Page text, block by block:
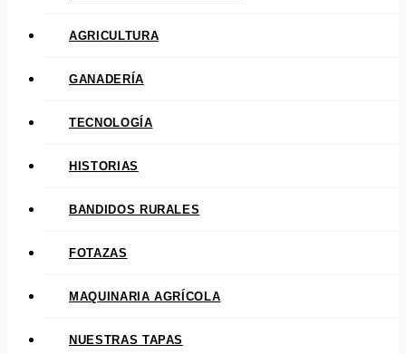
AGRICULTURA
GANADERÍA
TECNOLOGÍA
HISTORIAS
BANDIDOS RURALES
FOTAZAS
MAQUINARIA AGRÍCOLA
NUESTRAS TAPAS